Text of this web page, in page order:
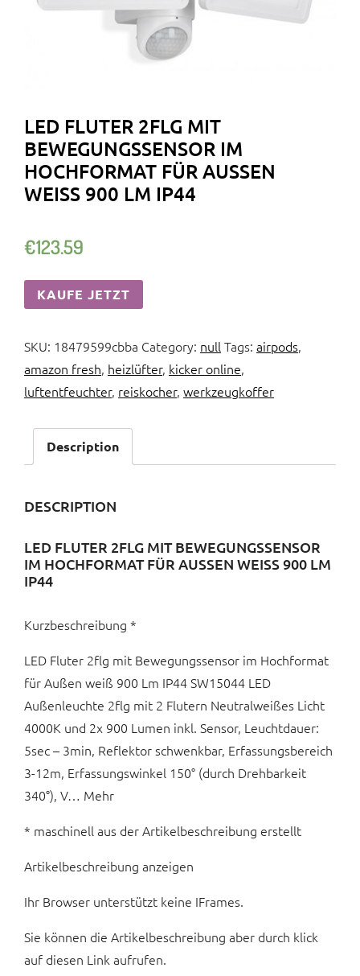
LED FLUTER 2FLG MIT
BEWEGUNGSSENSOR IM
HOCHFORMAT FÜR AUSSEN W
EISS 900 LM IP44
€123.59
KAUFE JETZT
SKU: 18479599cbba Category: null Tags: airpods,
amazon fresh, heizlüfter, kicker online,
luftentfeuchter, reiskocher, werkzeugkoffer
Description
DESCRIPTION
LED FLUTER 2FLG MIT BEWEGUNGSSENSOR
IM HOCHFORMAT FÜR AUSSEN WEISS 900 LM IP
44
Kurzbeschreibung *
LED Fluter 2flg mit Bewegungssensor im Hochformat
für Außen weiß 900 Lm IP44 SW15044 LED
Außenleuchte 2flg mit 2 Flutern Neutralweißes Licht
4000K und 2x 900 Lumen inkl. Sensor, Leuchtdauer:
5sec – 3min, Reflektor schwenkbar, Erfassungsbereich
3-12m, Erfassungswinkel 150° (durch Drehbarkeit
340°), V… Mehr
* maschinell aus der Artikelbeschreibung erstellt
Artikelbeschreibung anzeigen
Ihr Browser unterstützt keine IFrames.
Sie können die Artikelbeschreibung aber durch klick
auf diesen Link aufrufen.